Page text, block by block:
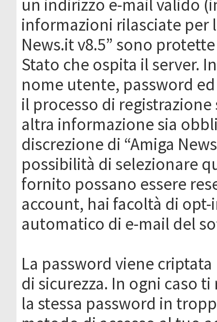
un indirizzo e-mail valido
informazioni rilasciate per
News.it v8.5” sono
Stato che ospita il server.
nome utente, password
il processo di registrazione
altra informazione sia
discrezione di “Amiga
possibilità di selezionare
fornito possano essere
account, hai facoltà di
automatico di e-mail del
La password viene
di sicurezza. In ogni caso
la stessa password in